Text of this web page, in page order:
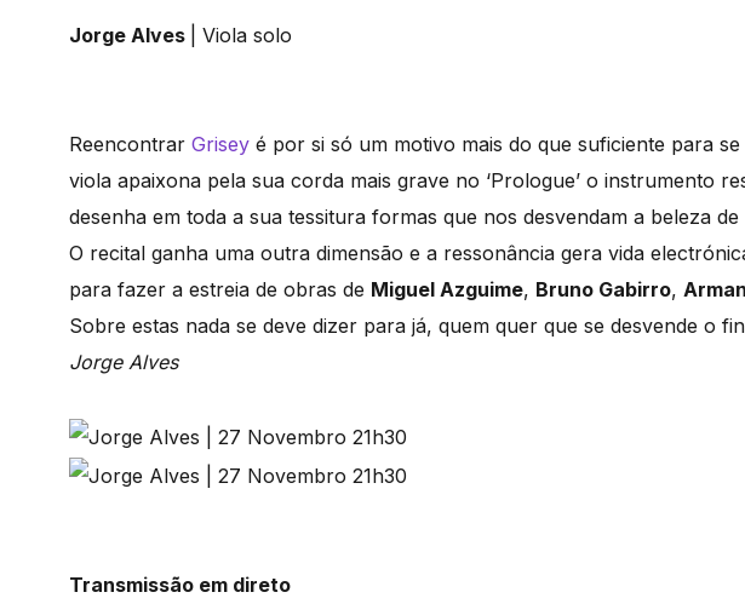
Jorge Alves | Viola solo
Reencontrar Grisey é por si só um motivo mais do que suficiente para
viola apaixona pela sua corda mais grave no ‘Prologue’ o instrumento
desenha em toda a sua tessitura formas que nos desvendam a beleza
O recital ganha uma outra dimensão e a ressonância gera vida
para fazer a estreia de obras de Miguel Azguime, Bruno Gabirro,
Sobre estas nada se deve dizer para já, quem quer que se desvende o
Jorge Alves
Transmissão em direto